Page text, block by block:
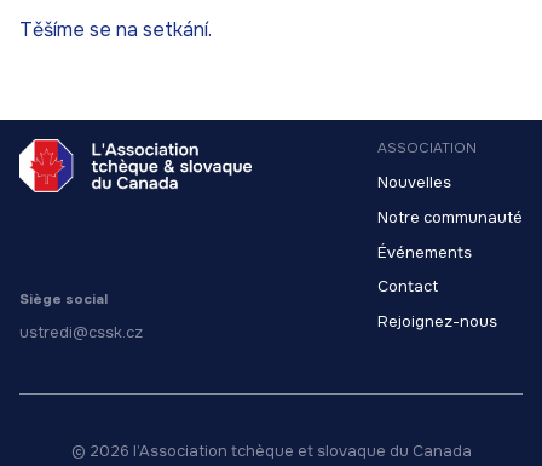
Těšíme se na setkání.
Siège social
ustredi@cssk.cz
ASSOCIATION
Nouvelles
Notre communauté
Événements
Contact
Rejoignez-nous
© 2026 l’Association tchèque et slovaque du Canada